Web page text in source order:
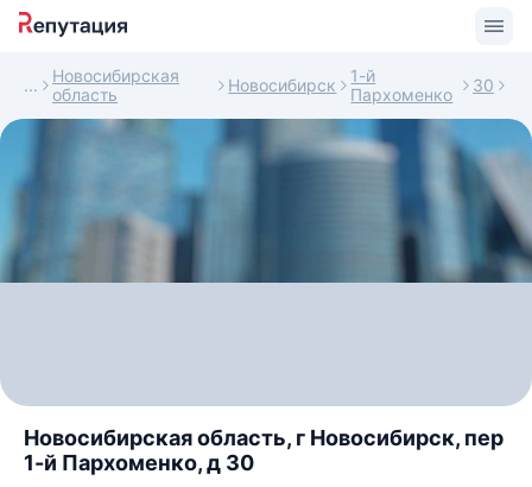
Новосибирская
область
Новосибирск
1-й
Пархоменко
30
Новосибирская область, г Новосибирск, пер
1-й Пархоменко, д 30